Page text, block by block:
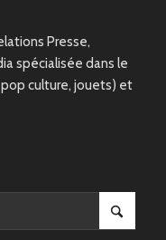
Presse,
spécialisée dans le
culture, jouets) et